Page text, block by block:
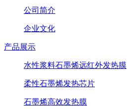
公司简介
企业文化
产品展示
水性浆料石墨烯远红外发热膜
柔性石墨烯发热芯片
石墨烯高效发热膜